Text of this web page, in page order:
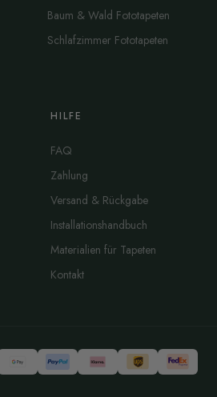
Baum & Wald Fototapeten
Schlafzimmer Fototapeten
HILFE
FAQ
Zahlung
Versand & Rückgabe
Installationshandbuch
Materialien für Tapeten
Kontakt